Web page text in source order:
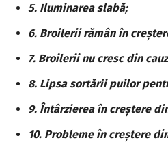
5. Iluminarea slabă;
6. Broilerii rămân în
7. Broilerii nu cresc din
8. Lipsa sortării puilor
9. Întârzierea în creștere
10. Probleme în creștere